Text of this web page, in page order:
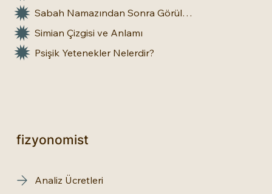
Sabah Namazından Sonra Görülen Rüya Gerçek Olur mu?
Simian Çizgisi ve Anlamı
Psişik Yetenekler Nelerdir?
fizyonomist
Analiz Ücretleri